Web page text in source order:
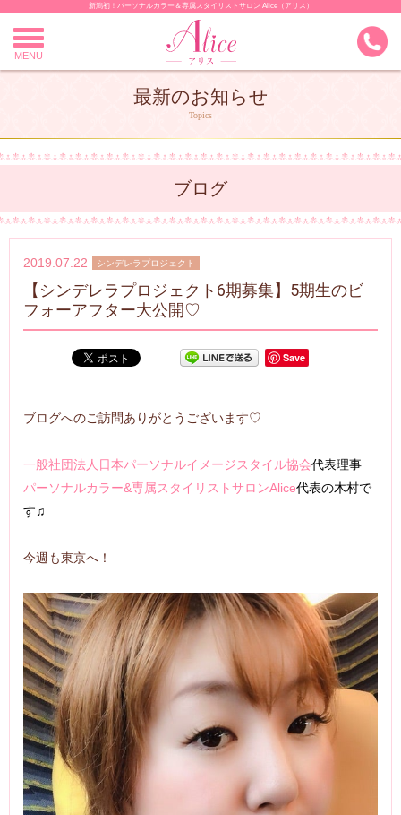
Skip
content
新潟初！パーソナルカラー＆専属スタイリストサロン Alice（アリス）
MENU
最新のお知らせ
Topics
ブログ
2019.07.22 シンデレラプロジェクト
【シンデレラプロジェクト6期募集】5期生のビ
フォーアフター大公開♡
Save
ブログへのご訪問ありがとうございます♡
一般社団法人日本パーソナルイメージスタイル協会代表理事
パーソナルカラー&専属スタイリストサロンAlice代表の木村で
す♫
今週も東京へ！